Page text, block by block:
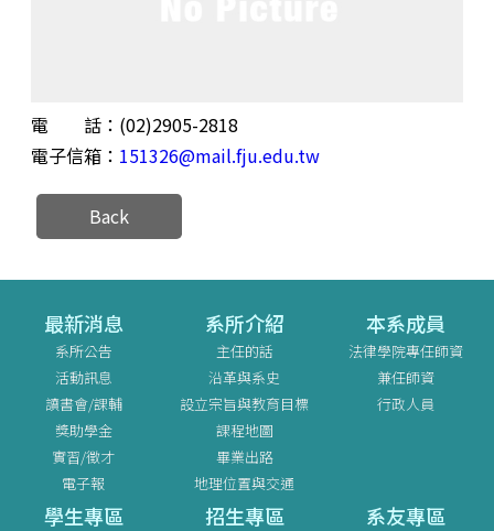
電 話：(02)2905-2818
電子信箱： 151326@mail.fju.edu.tw
Back
最新消息
系所公告
活動訊息
讀書會/課輔
獎助學金
實習/徵才
電子報
系所介紹
主任的話
沿革與系史
設立宗旨與教育目標
課程地圖
畢業出路
地理位置與交通
本系成員
法律學院專任師資
兼任師資
行政人員
學生專區 招生專區 系友專區